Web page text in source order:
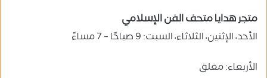
متجر هدايا متحف الفن الإسلامي
الأحد، الإثنين، الثلاثاء، السبت: 9 صباحًا – 7 مساءً
الأربعاء: مغلق